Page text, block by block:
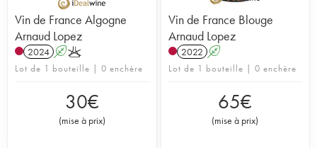
Vin de France Algogne
Arnaud Lopez
2024 AK
Lot de 1 bouteille | 0 enchère
30€
(mise à prix)
Vin de France Blouge
Arnaud Lopez
2022 A
Lot de 1 bouteille | 0 enchère
65€
(mise à prix)